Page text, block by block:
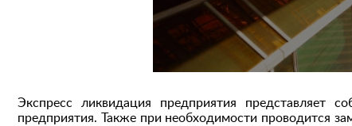
Экспресс ликвидация предприятия представляет
предприятия. Также при необходимости проводится